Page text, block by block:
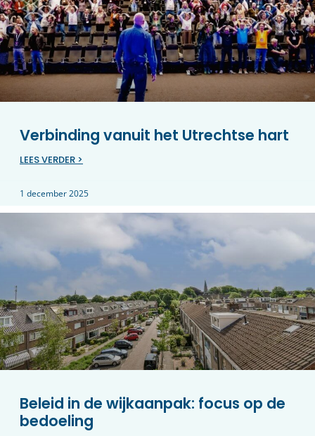
Verbinding vanuit het Utrechtse hart
LEES VERDER >
1 december 2025
Beleid in de wijkaanpak: focus op de
bedoeling